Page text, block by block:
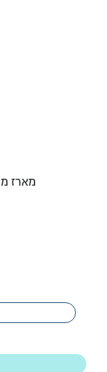
מארז